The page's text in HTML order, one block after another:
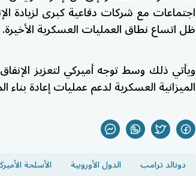
اجتماعات مع شركات دفاعية كبرى لزيادة
ظل اتساع نطاق العمليات العسكرية الأخيرة.
ويأتي ذلك وسط توجه أميركي لتعزيز
الميزانية العسكرية لدعم عمليات إعادة بناء
دونالد ترامب الدول الأوروبية الأسلحة